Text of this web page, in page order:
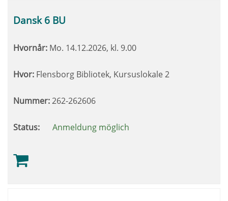
Dansk 6 BU
Hvornår: Mo. 14.12.2026, kl. 9.00
Hvor: Flensborg Bibliotek, Kursuslokale 2
Nummer:262-262606
Status: Anmeldung möglich